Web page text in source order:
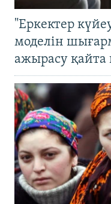
"Еркектер
моделін
ажырасу қайта